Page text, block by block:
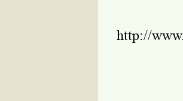
http://